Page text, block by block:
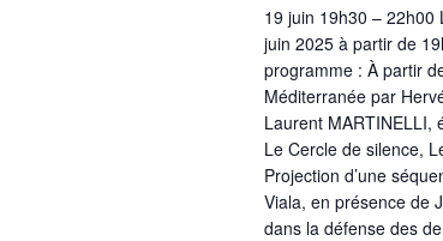
19 juin 19h30 – 22h00
juin 2025 à partir de
programme : À partir
Méditerranée par
Laurent MARTINELLI,
Le Cercle de silence,
Projection d’une
Viala, en présence de
dans la défense des